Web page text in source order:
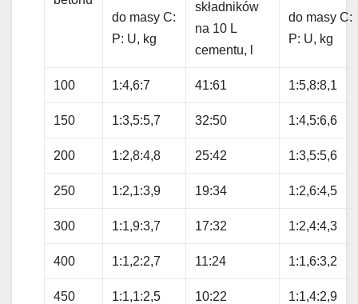
do masy C:
P: U, kg
składników
na 10 L
cementu, l
do masy C:
P: U, kg
100 1:4,6:7 41:61 1:5,8:8,1
150 1:3,5:5,7 32:50 1:4,5:6,6
200 1:2,8:4,8 25:42 1:3,5:5,6
250 1:2,1:3,9 19:34 1:2,6:4,5
300 1:1,9:3,7 17:32 1:2,4:4,3
400 1:1,2:2,7 11:24 1:1,6:3,2
450 1:1,1:2,5 10:22 1:1,4:2,9